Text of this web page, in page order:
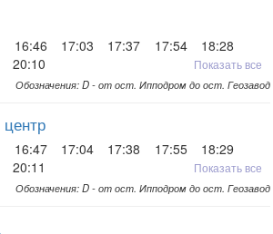
16:46 17:03 17:37 17:54
18:28
20:10 Показать все
Обозначения: D - от ост. Ипподром до ост. Геозавод
16:47 17:04 17:38 17:55
18:29
20:11 Показать все
Обозначения: D - от ост. Ипподром до ост. Геозавод